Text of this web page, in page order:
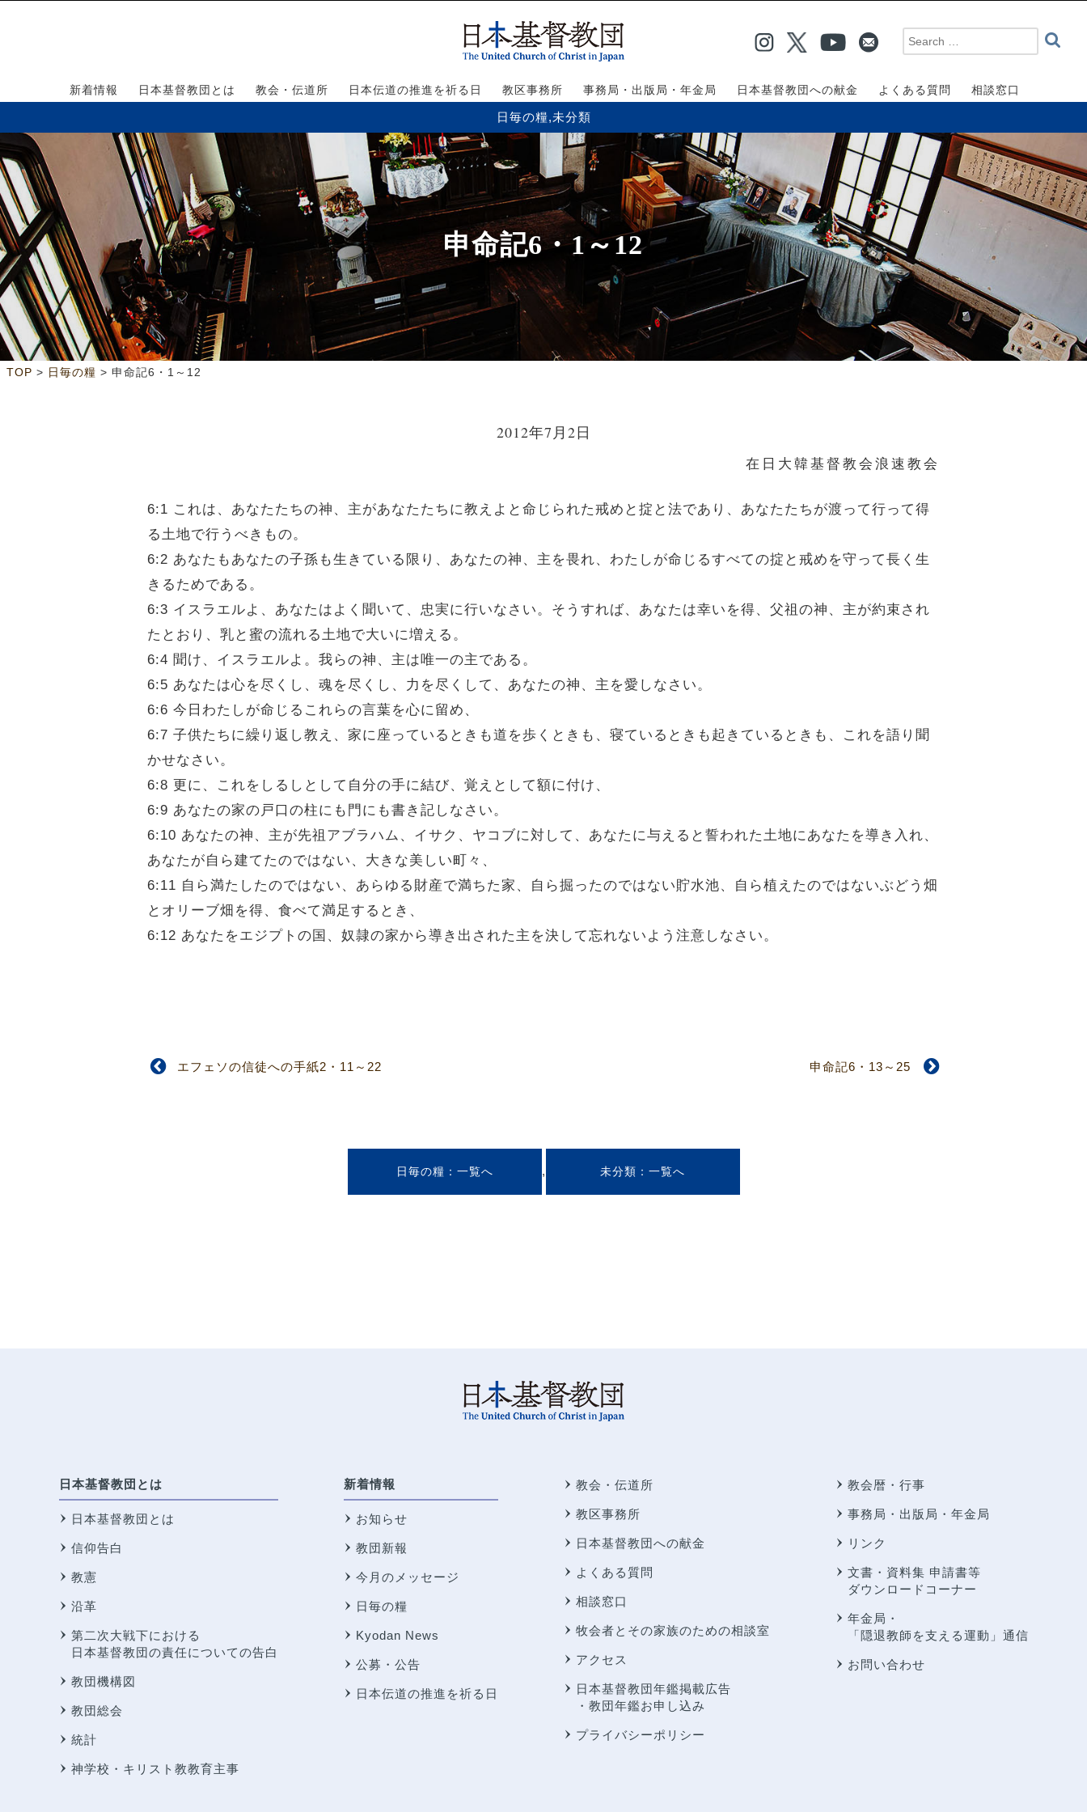
新着情報 日本基督教団とは 教会・伝道所 日本伝道の推進を祈る日 教区事務所 事務局・出版局・年金局 日本基督教団への献金 よくある質問 相談窓口
日毎の糧,未分類
申命記6・1～12
TOP > 日毎の糧 > 申命記6・1～12
2012年7月2日
在日大韓基督教会浪速教会
6:1 これは、あなたたちの神、主があなたたちに教えよと命じられた戒めと掟と法であり、あなたたちが渡って行って得
る土地で行うべきもの。
6:2 あなたもあなたの子孫も生きている限り、あなたの神、主を畏れ、わたしが命じるすべての掟と戒めを守って長く生
きるためである。
6:3 イスラエルよ、あなたはよく聞いて、忠実に行いなさい。そうすれば、あなたは幸いを得、父祖の神、主が約束され
たとおり、乳と蜜の流れる土地で大いに増える。
6:4 聞け、イスラエルよ。我らの神、主は唯一の主である。
6:5 あなたは心を尽くし、魂を尽くし、力を尽くして、あなたの神、主を愛しなさい。
6:6 今日わたしが命じるこれらの言葉を心に留め、
6:7 子供たちに繰り返し教え、家に座っているときも道を歩くときも、寝ているときも起きているときも、これを語り聞
かせなさい。
6:8 更に、これをしるしとして自分の手に結び、覚えとして額に付け、
6:9 あなたの家の戸口の柱にも門にも書き記しなさい。
6:10 あなたの神、主が先祖アブラハム、イサク、ヤコブに対して、あなたに与えると誓われた土地にあなたを導き入れ、
あなたが自ら建てたのではない、大きな美しい町々、
6:11 自ら満たしたのではない、あらゆる財産で満ちた家、自ら掘ったのではない貯水池、自ら植えたのではないぶどう畑
とオリーブ畑を得、食べて満足するとき、
6:12 あなたをエジプトの国、奴隷の家から導き出された主を決して忘れないよう注意しなさい。
エフェソの信徒への手紙2・11～22 申命記6・13～25
日毎の糧 , 未分類
日本基督教団とは
日本基督教団とは
信仰告白
教憲
沿革
第二次大戦下における
日本基督教団の責任についての告白
教団機構図
教団総会
統計
神学校・キリスト教教育主事
新着情報
お知らせ
教団新報
今月のメッセージ
日毎の糧
Kyodan News
公募・公告
日本伝道の推進を祈る日
教会・伝道所
教区事務所
日本基督教団への献金
よくある質問
相談窓口
牧会者とその家族のための相談室
アクセス
日本基督教団年鑑掲載広告
・教団年鑑お申し込み
プライバシーポリシー
教会暦・行事
事務局・出版局・年金局
リンク
文書・資料集 申請書等
ダウンロードコーナー
年金局・
「隠退教師を支える運動」通信
お問い合わせ